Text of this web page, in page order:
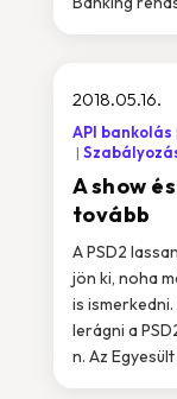
A show
tovább
2018.05.16.
API bankolás
A PSD2
jön ki, noha
is
lerágni a
n. Az